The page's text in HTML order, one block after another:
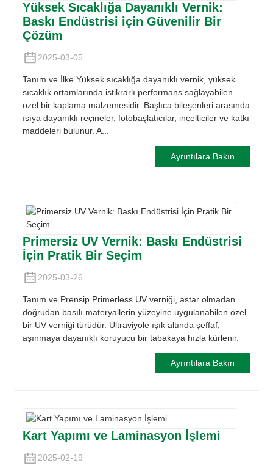
Yüksek Sıcaklığa Dayanıklı Vernik:
Baskı Endüstrisi için Güvenilir Bir
Çözüm
2025-03-05
Tanım ve İlke Yüksek sıcaklığa dayanıklı vernik, yüksek
sıcaklık ortamlarında istikrarlı performans sağlayabilen
özel bir kaplama malzemesidir. Başlıca bileşenleri arasında
ısıya dayanıklı reçineler, fotobaşlatıcılar, incelticiler ve katkı
maddeleri bulunur. A...
Ayrıntılara Bakın
Primersiz UV Vernik: Baskı Endüstrisi
İçin Pratik Bir Seçim
2025-03-26
Tanım ve Prensip Primerless UV verniği, astar olmadan
doğrudan basılı materyallerin yüzeyine uygulanabilen özel
bir UV verniği türüdür. Ultraviyole ışık altında şeffaf,
aşınmaya dayanıklı koruyucu bir tabakaya hızla kürlenir.
Ayrıntılara Bakın
Kart Yapımı ve Laminasyon İşlemi
2025-02-19